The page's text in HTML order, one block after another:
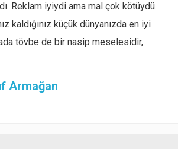
Reklam iyiydi ama mal çok kötüydü.
kaldığınız küçük dünyanızda en iyi
tövbe de bir nasip meselesidir,
Armağan